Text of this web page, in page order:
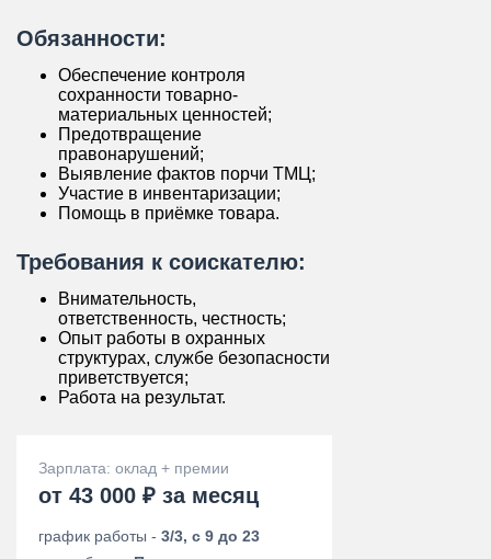
Обязанности:
Обеспечение контроля
сохранности товарно-
материальных ценностей;
Предотвращение
правонарушений;
Выявление фактов порчи ТМЦ;
Участие в инвентаризации;
Помощь в приёмке товара.
Требования к соискателю:
Внимательность,
ответственность, честность;
Опыт работы в охранных
структурах, службе безопасности
приветствуется;
Работа на результат.
Зарплата: оклад + премии
от 43 000 ₽ за месяц
график работы - 3/3, с 9 до 23